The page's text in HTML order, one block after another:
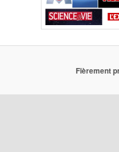
Fièrement